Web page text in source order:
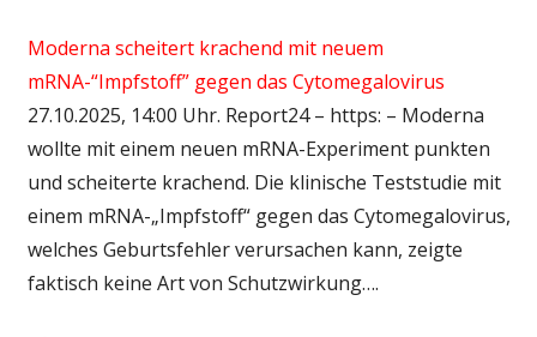
Moderna scheitert krachend mit neuem
mRNA-“Impfstoff” gegen das Cytomegalovirus
27.10.2025, 14:00 Uhr. Report24 – https: – Moderna
wollte mit einem neuen mRNA-Experiment punkten
und scheiterte krachend. Die klinische Teststudie mit
einem mRNA-„Impfstoff“ gegen das Cytomegalovirus,
welches Geburtsfehler verursachen kann, zeigte
faktisch keine Art von Schutzwirkung….